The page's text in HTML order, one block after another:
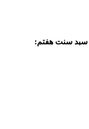
سبد سنت هفتم: